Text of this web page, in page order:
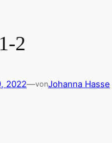
2
2022—vonJohanna Hasse